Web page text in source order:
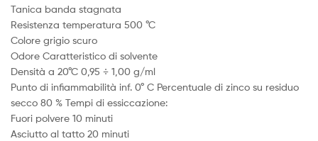
Tanica banda stagnata
Resistenza temperatura 500 °C
Colore grigio scuro
Odore Caratteristico di solvente
Densità a 20°C 0,95 ÷ 1,00 g/ml
Punto di infiammabilità inf. 0° C Percentuale di zinco su residuo
secco 80 % Tempi di essiccazione:
Fuori polvere 10 minuti
Asciutto al tatto 20 minuti